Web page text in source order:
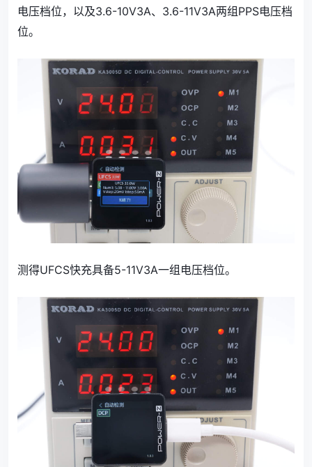
电压档位，以及3.6-10V3A、3.6-11V3A两组PPS电压档
位。
测得UFCS快充具备5-11V3A一组电压档位。